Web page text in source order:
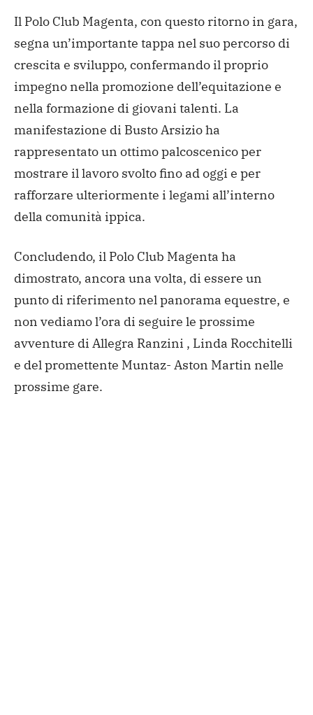
Il Polo Club Magenta, con questo ritorno in gara,
segna un’importante tappa nel suo percorso di
crescita e sviluppo, confermando il proprio
impegno nella promozione dell’equitazione e
nella formazione di giovani talenti. La
manifestazione di Busto Arsizio ha
rappresentato un ottimo palcoscenico per
mostrare il lavoro svolto fino ad oggi e per
rafforzare ulteriormente i legami all’interno
della comunità ippica.
Concludendo, il Polo Club Magenta ha
dimostrato, ancora una volta, di essere un
punto di riferimento nel panorama equestre, e
non vediamo l’ora di seguire le prossime
avventure di Allegra Ranzini , Linda Rocchitelli
e del promettente Muntaz- Aston Martin nelle
prossime gare.